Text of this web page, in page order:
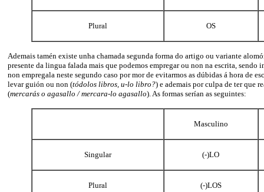
Plural OS
Ademais tamén existe unha chamada segunda forma do artigo ou variante
presente da lingua falada mais que podemos empregar ou non na escrita, sendo
non empregala neste segundo caso por mor de evitarmos as dúbidas á hora de
levar guión ou non (tódolos libros, u-lo libro?) e ademais por culpa de ter que
(mercarás o agasallo / mercara-lo agasallo). As formas serían as seguintes:
Masculino
Singular (-)LO
Plural (-)LOS